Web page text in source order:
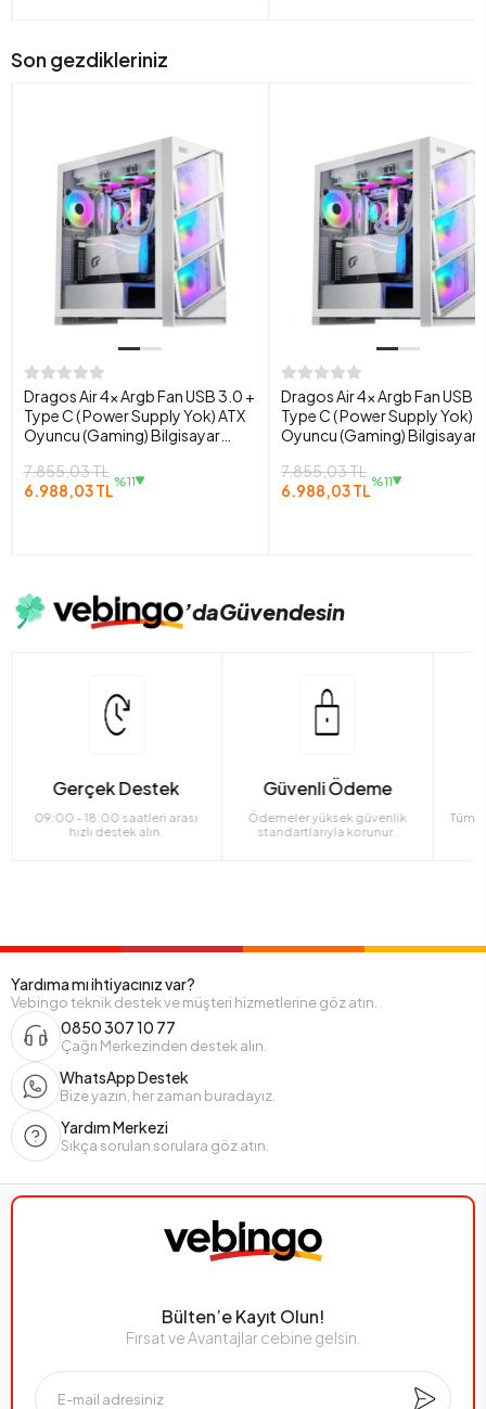
Son gezdikleriniz
Dragos Air 4x Argb Fan USB 3.0 +
Type C ( Power Supply Yok) ATX
Oyuncu (Gaming) Bilgisayar
7.855,03 TL
6.988,03 TL%11
Dragos Air 4x Argb Fan USB
Type C ( Power Supply Yok)
Oyuncu (Gaming) Bilgisayar
7.855,03 TL
6.988,03 TL%11
’daGüvendesin
Gerçek Destek
09:00 - 18:00 saatleri arası
hızlı destek alın.
Güvenli Ödeme
Ödemeler yüksek güvenlik
standartlarıyla korunur.
Tüm
Yardıma mı ihtiyacınız var?
Vebingo teknik destek ve müşteri hizmetlerine göz atın.
0850 307 10 77
Çağrı Merkezinden destek alın.
WhatsApp Destek
Bize yazın, her zaman buradayız.
Yardım Merkezi
Sıkça sorulan sorulara göz atın.
Bülten’e Kayıt Olun!
Fırsat ve Avantajlar cebine gelsin.